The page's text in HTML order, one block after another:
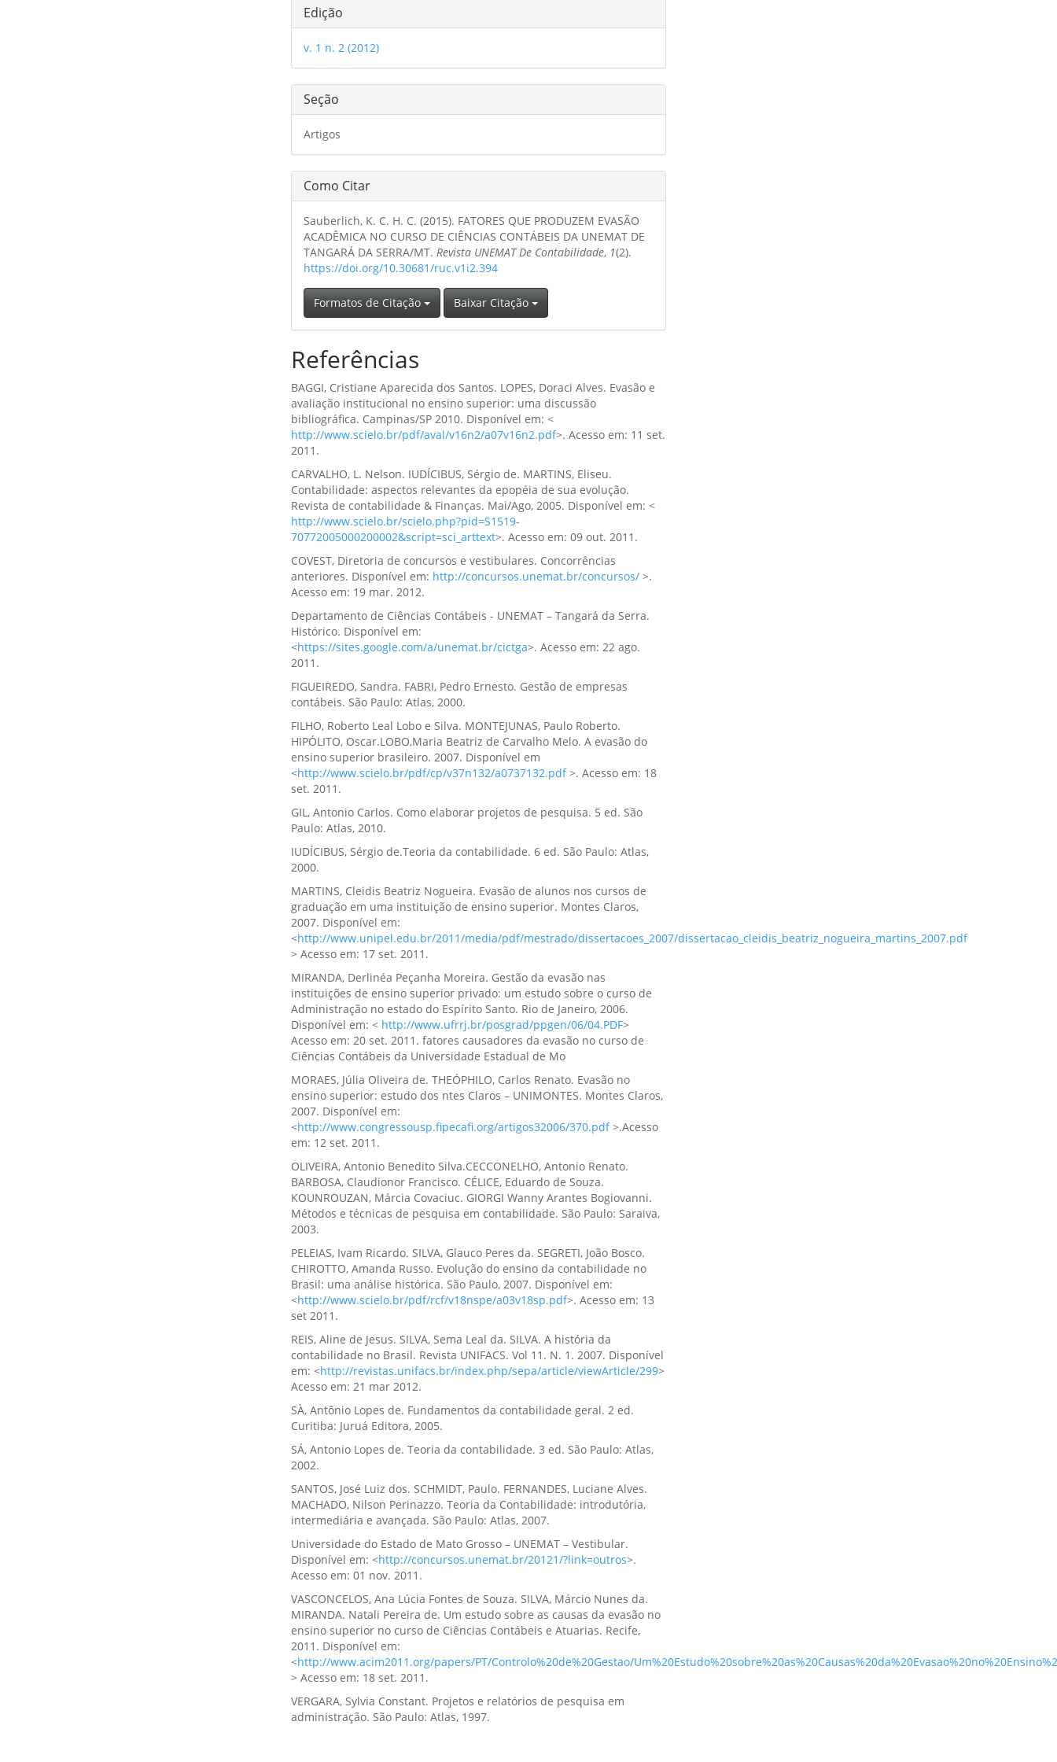
Detalhes
do
artigo
Edição
v. 1 n. 2 (2012)
Seção
Artigos
Como Citar
Sauberlich, K. C. H. C. (2015). FATORES QUE PRODUZEM EVASÃO
ACADÊMICA NO CURSO DE CIÊNCIAS CONTÁBEIS DA UNEMAT DE
TANGARÁ DA SERRA/MT.Revista UNEMAT De Contabilidade, 1(2).
https://doi.org/10.30681/ruc.v1i2.394
Formatos de Citação Baixar Citação
Referências
BAGGI, Cristiane Aparecida dos Santos. LOPES, Doraci Alves. Evasão e
avaliação institucional no ensino superior: uma discussão
bibliográfica. Campinas/SP 2010. Disponível em: <
http://www.scielo.br/pdf/aval/v16n2/a07v16n2.pdf>. Acesso em: 11 set.
2011.
CARVALHO, L. Nelson. IUDÍCIBUS, Sérgio de. MARTINS, Eliseu.
Contabilidade: aspectos relevantes da epopéia de sua evolução.
Revista de contabilidade & Finanças. Mai/Ago, 2005. Disponível em: <
http://www.scielo.br/scielo.php?pid=S1519-
70772005000200002&script=sci_arttext>. Acesso em: 09 out. 2011.
COVEST, Diretoria de concursos e vestibulares. Concorrências
anteriores. Disponível em: http://concursos.unemat.br/concursos/ >.
Acesso em: 19 mar. 2012.
Departamento de Ciências Contábeis - UNEMAT – Tangará da Serra.
Histórico. Disponível em:
<https://sites.google.com/a/unemat.br/cictga>. Acesso em: 22 ago.
2011.
FIGUEIREDO, Sandra. FABRI, Pedro Ernesto. Gestão de empresas
contábeis. São Paulo: Atlas, 2000.
FILHO, Roberto Leal Lobo e Silva. MONTEJUNAS, Paulo Roberto.
HIPÓLITO, Oscar.LOBO,Maria Beatriz de Carvalho Melo. A evasão do
ensino superior brasileiro. 2007. Disponível em
<http://www.scielo.br/pdf/cp/v37n132/a0737132.pdf>. Acesso em: 18
set. 2011.
GIL, Antonio Carlos. Como elaborar projetos de pesquisa. 5 ed. São
Paulo: Atlas, 2010.
IUDÍCIBUS, Sérgio de.Teoria da contabilidade. 6 ed. São Paulo: Atlas,
2000.
MARTINS, Cleidis Beatriz Nogueira. Evasão de alunos nos cursos de
graduação em uma instituição de ensino superior. Montes Claros,
2007. Disponível em:
<http://www.unipel.edu.br/2011/media/pdf/mestrado/dissertacoes_2007/dissertacao_cleidis_beatriz_nogueira_martins_2007.pdf
> Acesso em: 17 set. 2011.
MIRANDA, Derlinéa Peçanha Moreira. Gestão da evasão nas
instituições de ensino superior privado: um estudo sobre o curso de
Administração no estado do Espírito Santo. Rio de Janeiro, 2006.
Disponível em: < http://www.ufrrj.br/posgrad/ppgen/06/04.PDF>
Acesso em: 20 set. 2011. fatores causadores da evasão no curso de
Ciências Contábeis da Universidade Estadual de Mo
MORAES, Júlia Oliveira de. THEÓPHILO, Carlos Renato. Evasão no
ensino superior: estudo dos ntes Claros – UNIMONTES. Montes Claros,
2007. Disponível em:
<http://www.congressousp.fipecafi.org/artigos32006/370.pdf>.Acesso
em: 12 set. 2011.
OLIVEIRA, Antonio Benedito Silva.CECCONELHO, Antonio Renato.
BARBOSA, Claudionor Francisco. CÉLICE, Eduardo de Souza.
KOUNROUZAN, Márcia Covaciuc. GIORGI Wanny Arantes Bogiovanni.
Métodos e técnicas de pesquisa em contabilidade. São Paulo: Saraiva,
2003.
PELEIAS, Ivam Ricardo. SILVA, Glauco Peres da. SEGRETI, João Bosco.
CHIROTTO, Amanda Russo. Evolução do ensino da contabilidade no
Brasil: uma análise histórica. São Paulo, 2007. Disponível em:
<http://www.scielo.br/pdf/rcf/v18nspe/a03v18sp.pdf>. Acesso em: 13
set 2011.
REIS, Aline de Jesus. SILVA, Sema Leal da. SILVA. A história da
contabilidade no Brasil. Revista UNIFACS. Vol 11. N. 1. 2007. Disponível
em: <http://revistas.unifacs.br/index.php/sepa/article/viewArticle/299>
Acesso em: 21 mar 2012.
SÀ, Antônio Lopes de. Fundamentos da contabilidade geral. 2 ed.
Curitiba: Juruá Editora, 2005.
SÁ, Antonio Lopes de. Teoria da contabilidade. 3 ed. São Paulo: Atlas,
2002.
SANTOS, José Luiz dos. SCHMIDT, Paulo. FERNANDES, Luciane Alves.
MACHADO, Nilson Perinazzo. Teoria da Contabilidade: introdutória,
intermediária e avançada. São Paulo: Atlas, 2007.
Universidade do Estado de Mato Grosso – UNEMAT – Vestibular.
Disponível em: <http://concursos.unemat.br/20121/?link=outros>.
Acesso em: 01 nov. 2011.
VASCONCELOS, Ana Lúcia Fontes de Souza. SILVA, Márcio Nunes da.
MIRANDA. Natali Pereira de. Um estudo sobre as causas da evasão no
ensino superior no curso de Ciências Contábeis e Atuarias. Recife,
2011. Disponível em:
<http://www.acim2011.org/papers/PT/Controlo%20de%20Gestao/
> Acesso em: 18 set. 2011.
VERGARA, Sylvia Constant. Projetos e relatórios de pesquisa em
administração. São Paulo: Atlas, 1997.